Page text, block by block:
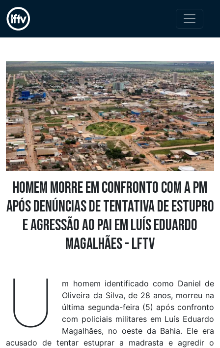
Homem morre em confronto com a PM
após denúncias de tentativa de estupro
e agressão ao pai em Luís Eduardo
Magalhães - LFTV
U
m homem identificado como Daniel de
Oliveira da Silva, de 28 anos, morreu na
última segunda-feira (5) após confronto
com policiais militares em Luís Eduardo
Magalhães, no oeste da Bahia. Ele era
acusado de tentar estuprar a madrasta e agredir o